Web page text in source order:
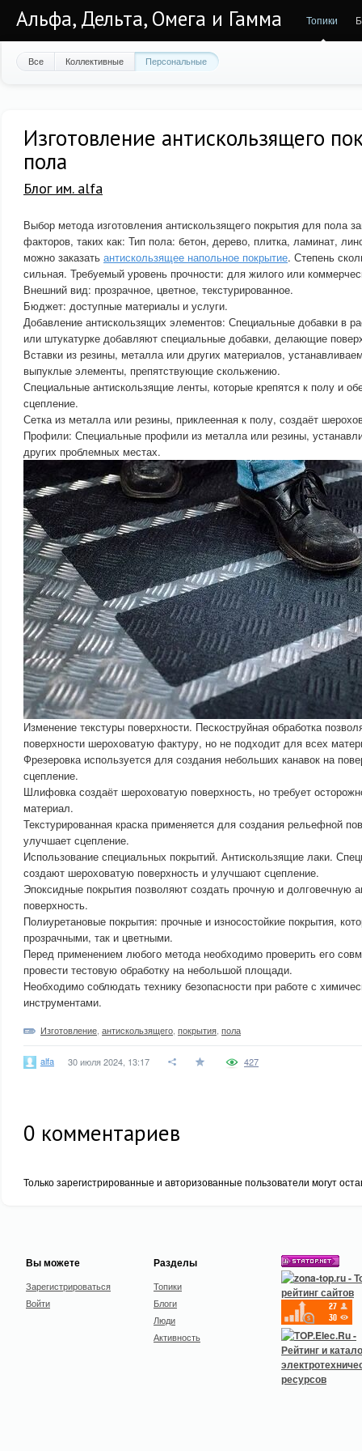
Альфа, Дельта, Омега и Гамма Топики
Все Коллективные Персональные
Изготовление антискользящего
пола
Блог им. alfa
Выбор метода изготовления антискользящего покрытия для пола
факторов, таких как: Тип пола: бетон, дерево, плитка, ламинат,
можно заказать антискользящее напольное покрытие. Степень
сильная. Требуемый уровень прочности: для жилого или
Внешний вид: прозрачное, цветное, текстурированное.
Бюджет: доступные материалы и услуги.
Добавление антискользящих элементов: Специальные добавки в
или штукатурке добавляют специальные добавки, делающие
Вставки из резины, металла или других материалов,
выпуклые элементы, препятствующие скольжению.
Специальные антискользящие ленты, которые крепятся к полу и
сцепление.
Сетка из металла или резины, приклеенная к полу, создаёт
Профили: Специальные профили из металла или резины,
других проблемных местах.
Изменение текстуры поверхности. Пескоструйная обработка
поверхности шероховатую фактуру, но не подходит для всех
Фрезеровка используется для создания небольших канавок на
сцепление.
Шлифовка создаёт шероховатую поверхность, но требует
материал.
Текстурированная краска применяется для создания рельефной
улучшает сцепление.
Использование специальных покрытий. Антискользящие лаки.
создают шероховатую поверхность и улучшают сцепление.
Эпоксидные покрытия позволяют создать прочную и долговечную
поверхность.
Полиуретановые покрытия: прочные и износостойкие покрытия,
прозрачными, так и цветными.
Перед применением любого метода необходимо проверить его
провести тестовую обработку на небольшой площади.
Необходимо соблюдать технику безопасности при работе с
инструментами.
Изготовление антискользящего покрытия пола
alfa 30 июля 2024, 13:17 427
0 комментариев
Только зарегистрированные и авторизованные пользователи могут
Вы можете
Зарегистрироваться
Войти
Разделы
Топики
Блоги
Люди
Активность